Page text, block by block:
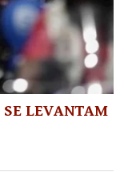
SE LEVANTAM